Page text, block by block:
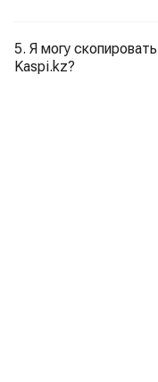
5. Я могу
Kaspi.kz?